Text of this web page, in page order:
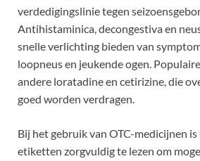
verdedigingslinie tegen
Antihistaminica, decongestiva en
snelle verlichting bieden van
loopneus en jeukende ogen.
andere loratadine en cetirizine, die
goed worden verdragen.
Bij het gebruik van OTC-medicijnen
etiketten zorgvuldig te lezen om